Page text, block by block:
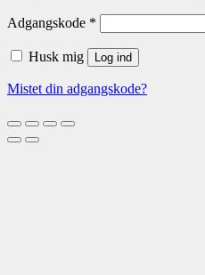
Adgangskode *
Husk mig Log ind
Mistet din adgangskode?